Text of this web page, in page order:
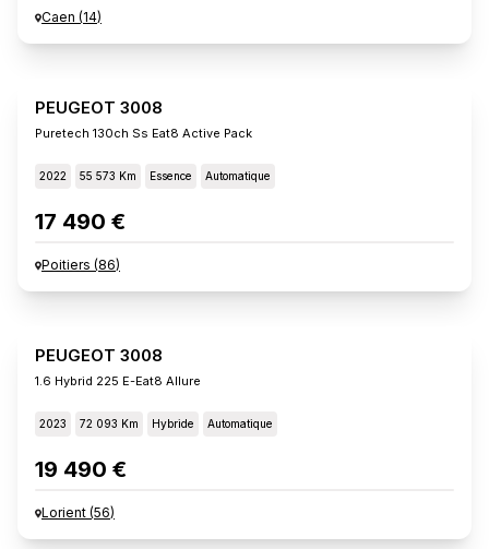
Caen (14)
PEUGEOT 3008
Puretech 130ch Ss Eat8 Active Pack
2022 55 573 Km Essence Automatique
17 490 €
Poitiers (86)
PEUGEOT 3008
1.6 Hybrid 225 E-Eat8 Allure
2023 72 093 Km Hybride Automatique
19 490 €
Lorient (56)